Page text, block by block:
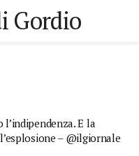
E la
– @ilgiornale